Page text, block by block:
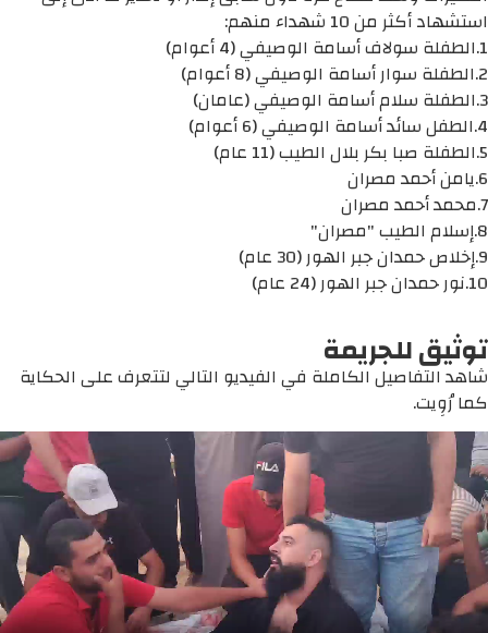
استشهاد أكثر من 10 شهداء منهم:
1.الطفلة سولاف أسامة الوصيفي (4 أعوام)
2.الطفلة سوار أسامة الوصيفي (8 أعوام)
3.الطفلة سلام أسامة الوصيفي (عامان)
4.الطفل سائد أسامة الوصيفي (6 أعوام)
5.الطفلة صبا بكر بلال الطيب (11 عام)
6.يامن أحمد مصران
7.محمد أحمد مصران
8.إسلام الطيب "مصران"
9.إخلاص حمدان جبر الهور (30 عام)
10.نور حمدان جبر الهور (24 عام)
توثيق للجريمة
شاهد التفاصيل الكاملة في الفيديو التالي لتتعرف على الحكاية
كما رُوِيت.